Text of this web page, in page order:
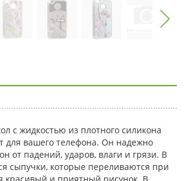
с жидкостью из плотного силикона
для вашего телефона. Он надежно
от падений, ударов, влаги и грязи. В
сыпучки, которые переливаются при
красивый и приятный рисунок. В